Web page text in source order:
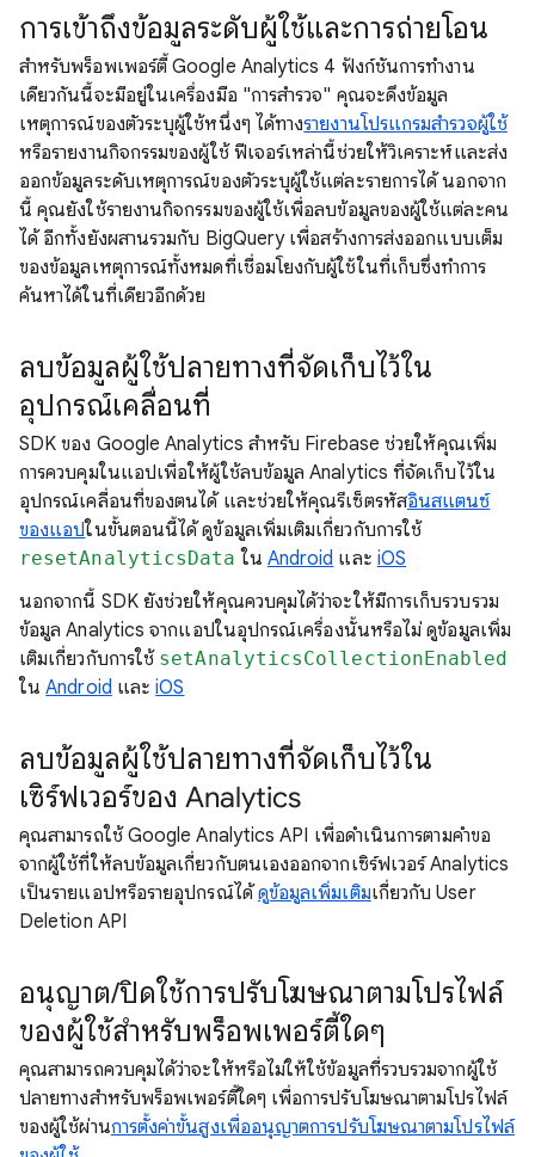
การเข้าถึงข้อมูลระดับผู้ใช้และการถ่ายโอน
สำหรับพร็อพเพอร์ตี้ Google Analytics 4 ฟังก์ชันการทำงาน
เดียวกันนี้จะมีอยู่ในเครื่องมือ "การสำรวจ" คุณจะดึงข้อมูล
เหตุการณ์ของตัวระบุผู้ใช้หนึ่งๆ ได้ทางรายงานโปรแกรมสำรวจผู้ใช้
หรือรายงานกิจกรรมของผู้ใช้ ฟีเจอร์เหล่านี้ช่วยให้วิเคราะห์และส่ง
ออกข้อมูลระดับเหตุการณ์ของตัวระบุผู้ใช้แต่ละรายการได้ นอกจาก
นี้ คุณยังใช้รายงานกิจกรรมของผู้ใช้เพื่อลบข้อมูลของผู้ใช้แต่ละคน
ได้ อีกทั้งยังผสานรวมกับ BigQuery เพื่อสร้างการส่งออกแบบเต็ม
ของข้อมูลเหตุการณ์ทั้งหมดที่เชื่อมโยงกับผู้ใช้ในที่เก็บซึ่งทำการ
ค้นหาได้ในที่เดียวอีกด้วย
ลบข้อมูลผู้ใช้ปลายทางที่จัดเก็บไว้ใน
อุปกรณ์เคลื่อนที่
SDK ของ Google Analytics สำหรับ Firebase ช่วยให้คุณเพิ่ม
การควบคุมในแอปเพื่อให้ผู้ใช้ลบข้อมูล Analytics ที่จัดเก็บไว้ใน
อุปกรณ์เคลื่อนที่ของตนได้ และช่วยให้คุณรีเซ็ตรหัสอินสแตนซ์
ของแอปในขั้นตอนนี้ได้ ดูข้อมูลเพิ่มเติมเกี่ยวกับการใช้
resetAnalyticsData ใน Android และ iOS
นอกจากนี้ SDK ยังช่วยให้คุณควบคุมได้ว่าจะให้มีการเก็บรวบรวม
ข้อมูล Analytics จากแอปในอุปกรณ์เครื่องนั้นหรือไม่ ดูข้อมูลเพิ่ม
เติมเกี่ยวกับการใช้ setAnalyticsCollectionEnabled
ในAndroid และiOS
ลบข้อมูลผู้ใช้ปลายทางที่จัดเก็บไว้ใน
เซิร์ฟเวอร์ของ Analytics
คุณสามารถใช้ Google Analytics API เพื่อดำเนินการตามคำขอ
จากผู้ใช้ที่ให้ลบข้อมูลเกี่ยวกับตนเองออกจากเซิร์ฟเวอร์ Analytics
เป็นรายแอปหรือรายอุปกรณ์ได้ดูข้อมูลเพิ่มเติมเกี่ยวกับ User
Deletion API
อนุญาต/ปิดใช้การปรับโฆษณาตามโปรไฟล์
ของผู้ใช้สำหรับพร็อพเพอร์ตี้ใดๆ
คุณสามารถควบคุมได้ว่าจะให้หรือไม่ให้ใช้ข้อมูลที่รวบรวมจากผู้ใช้
ปลายทางสำหรับพร็อพเพอร์ตี้ใดๆ เพื่อการปรับโฆษณาตามโปรไฟล์
ของผู้ใช้ผ่านการตั้งค่าขั้นสูงเพื่ออนุญาตการปรับโฆษณาตามโปรไฟล์